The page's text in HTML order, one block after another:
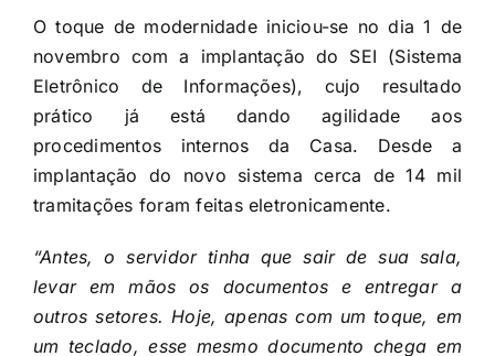
O toque de modernidade iniciou-se no dia 1 de
novembro com a implantação do SEI (Sistema
Eletrônico de Informações), cujo resultado
prático já está dando agilidade aos
procedimentos internos da Casa. Desde a
implantação do novo sistema cerca de 14 mil
tramitações foram feitas eletronicamente.
“Antes, o servidor tinha que sair de sua sala,
levar em mãos os documentos e entregar a
outros setores. Hoje, apenas com um toque, em
um teclado, esse mesmo documento chega em